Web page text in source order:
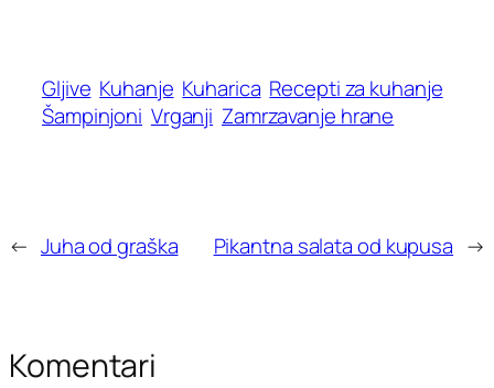
Gljive Kuhanje Kuharica Recepti za kuhanje
Šampinjoni Vrganji Zamrzavanje hrane
← Juha od graška Pikantna salata od kupusa →
Komentari